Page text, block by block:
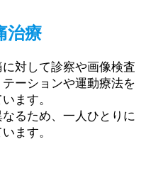
治療
対して診察や画像検査
ーションや運動療法を
ます。
るため、一人ひとりに
ます。